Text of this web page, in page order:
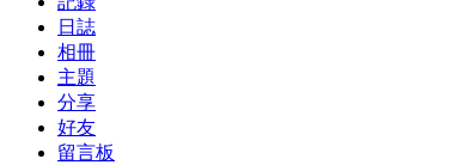
日誌
相冊
主題
分享
好友
留言板